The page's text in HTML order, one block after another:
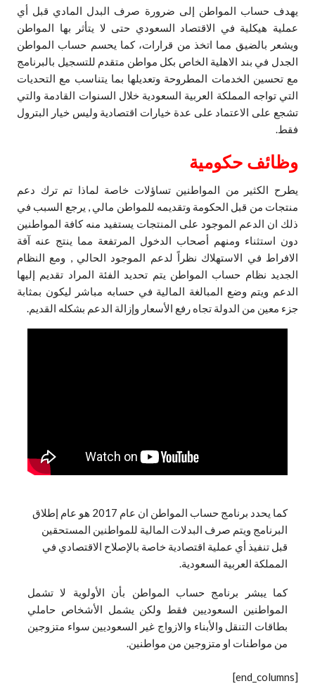
يهدف حساب المواطن إلى ضرورة صرف البدل المادي قبل أي
عملية هيكلية في الاقتصاد السعودي حتى لا يتأثر بها المواطن
ويشعر بالضيق مما اتخذ من قرارات، كما يحسم حساب المواطن
الجدل في بند الاهلية الخاص بكل مواطن متقدم للتسجيل بالبرنامج
مع تحسين الخدمات المطروحة وتعديلها بما يتناسب مع التحديات
التي تواجه المملكة العربية السعودية خلال السنوات القادمة والتي
تشجع على الاعتماد على عدة خيارات اقتصادية وليس خيار البترول
فقط.
وظائف حكومية
يطرح الكثير من المواطنين تساؤلات خاصة لماذا تم ترك دعم
منتجات من قبل الحكومة وتقديمه للمواطن مالي , يرجع السبب في
ذلك ان الدعم الموجود على المنتجات يستفيد منه كافة المواطنين
دون استثناء ومنهم أصحاب الدخول المرتفعة مما ينتج عنه آفة
الافراط في الاستهلاك نظراً لدعم الموجود الحالي , ومع النظام
الجديد نظام حساب المواطن يتم تحديد الفئة المراد تقديم إليها
الدعم ويتم وضع المبالغة المالية في حسابه مباشر ليكون بمثابة
جزء معين من الدولة تجاه رفع الأسعار وإزالة الدعم بشكله القديم.
كما يحدد برنامج حساب المواطن ان عام 2017 هو عام إطلاق
البرنامج ويتم صرف البدلات المالية للمواطنين المستحقين
قبل تنفيذ أي عملية اقتصادية خاصة بالإصلاح الاقتصادي في
المملكة العربية السعودية.
كما يبشر برنامج حساب المواطن بأن الأولوية لا تشمل
المواطنين السعوديين فقط ولكن يشمل الأشخاص حاملي
بطاقات التنقل والأبناء والازواج غير السعوديين سواء متزوجين
من مواطنات او متزوجين من مواطنين.
[end_columns]